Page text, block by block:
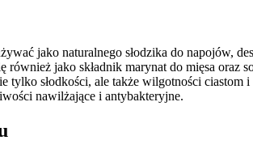
jako naturalnego słodzika do napojów,
jako składnik marynat do mięsa oraz
słodkości, ale także wilgotności
nawilżające i antybakteryjne.